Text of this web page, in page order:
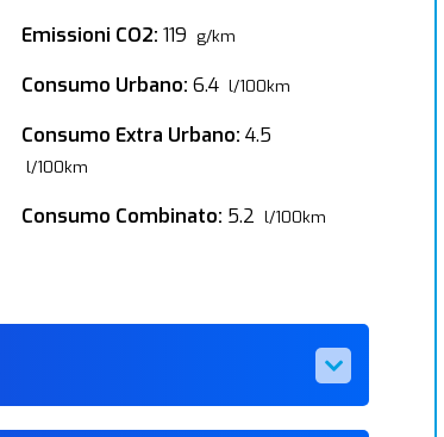
Emissioni CO2: 119 g/km
Consumo Urbano: 6.4 l/100km
Consumo Extra Urbano: 4.5
l/100km
Consumo Combinato: 5.2 l/100km